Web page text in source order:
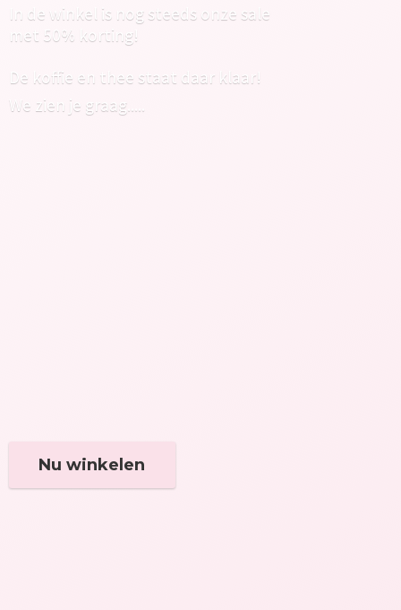
In de winkel is nog steeds onze sale
met 50% korting!
De koffie en thee staat daar klaar!
We zien je graag.....
Nu winkelen